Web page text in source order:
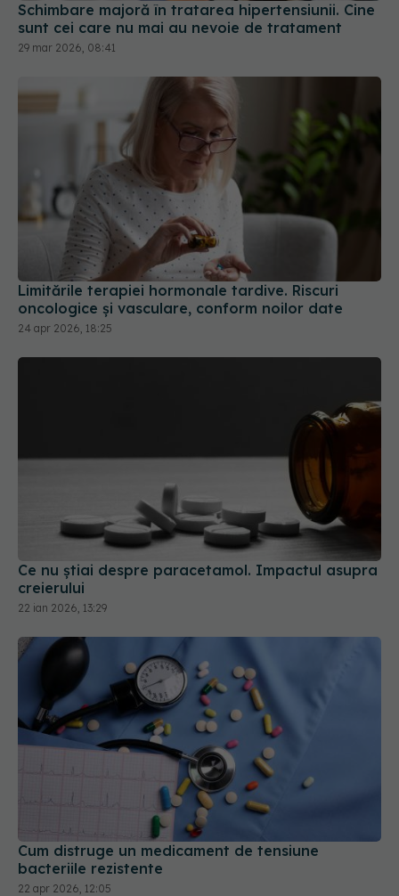
Schimbare majoră în tratarea hipertensiunii. Cine
sunt cei care nu mai au nevoie de tratament
29 mar 2026, 08:41
Limitările terapiei hormonale tardive. Riscuri
oncologice și vasculare, conform noilor date
24 apr 2026, 18:25
Ce nu știai despre paracetamol. Impactul asupra
creierului
22 ian 2026, 13:29
Cum distruge un medicament de tensiune
bacteriile rezistente
22 apr 2026, 12:05